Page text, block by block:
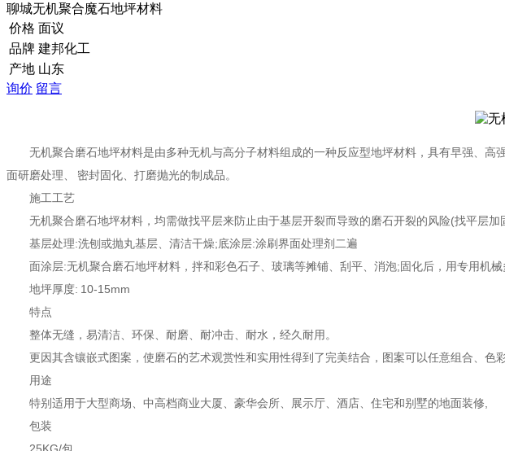
聊城无机聚合魔石地坪材料
价格 面议
品牌 建邦化工
产地 山东
询价 留言
无机聚合磨石地坪材料是由多种无机与高分子材料组成的一种反应型地坪材料，具有早强、
面研磨处理、 密封固化、打磨抛光的制成品。
施工工艺
无机聚合磨石地坪材料，均需做找平层来防止由于基层开裂而导致的磨石开裂的风险(找平层加
基层处理:洗刨或抛丸基层、清洁干燥;底涂层:涂刷界面处理剂二遍
面涂层:无机聚合磨石地坪材料，拌和彩色石子、玻璃等摊铺、刮平、消泡;固化后，用专用机械
地坪厚度: 10-15mm
特点
整体无缝，易清洁、环保、耐磨、耐冲击、耐水，经久耐用。
更因其含镶嵌式图案，使磨石的艺术观赏性和实用性得到了完美结合，图案可以任意组合、
用途
特别适用于大型商场、中高档商业大厦、豪华会所、展示厅、酒店、住宅和别墅的地面装修,
包装
25KG/包